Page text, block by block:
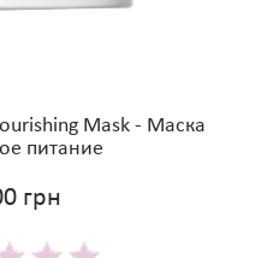
Mask - Маска
питание
грн